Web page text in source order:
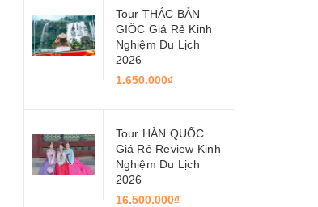
Tour THÁC BẢN
GIỐC Giá Rẻ Kinh
Nghiệm Du Lịch
2026
1.650.000₫
Tour HÀN QUỐC
Giá Rẻ Review Kinh
Nghiệm Du Lịch
2026
16.500.000₫